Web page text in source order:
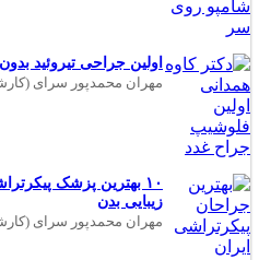
اولین جراحی تیروئید
مهران محمدپور سرای
۱۰ بهترین پزشک
زیبایی بدن
مهران محمدپور سرای